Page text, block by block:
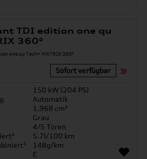
TDI edition one qu
360°
Sofort verfügbar
150 kW (204 PS)
Automatik
1.968 cm³
Grau
4/5 Türen
5.7l/100 km
148g/km
E